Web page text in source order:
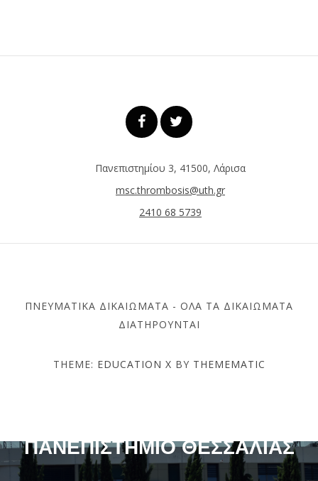
Πανεπιστημίου 3, 41500, Λάρισα
msc.thrombosis@uth.gr
2410 68 5739
ΠΝΕΥΜΑΤΙΚΆ ΔΙΚΑΙΏΜΑΤΑ - ΌΛΑ ΤΑ ΔΙΚΑΙΏΜΑΤΑ
ΔΙΑΤΗΡΟΎΝΤΑΙ
THEME: EDUCATION X BY THEMEMATIC
ΠΑΝΕΠΙΣΤΉΜΙΟ ΘΕΣΣΑΛΊΑΣ